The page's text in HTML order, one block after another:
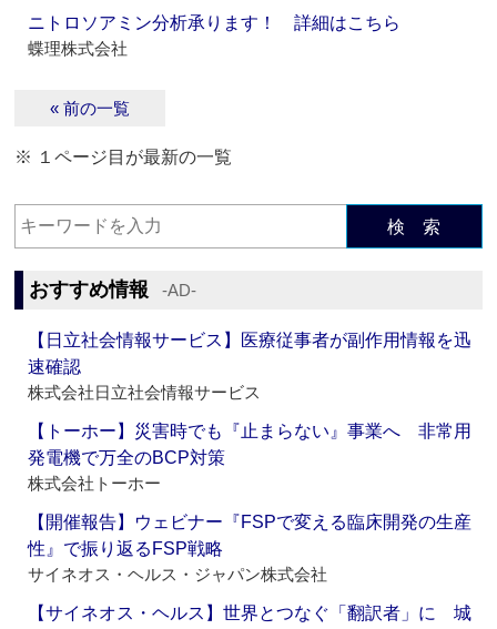
ニトロソアミン分析承ります！ 詳細はこちら
蝶理株式会社
« 前の一覧
※ １ページ目が最新の一覧
検 索
おすすめ情報 ‐AD‐
【日立社会情報サービス】医療従事者が副作用情報を迅
速確認
株式会社日立社会情報サービス
【トーホー】災害時でも『止まらない』事業へ 非常用
発電機で万全のBCP対策
株式会社トーホー
【開催報告】ウェビナー『FSPで変える臨床開発の生産
性』で振り返るFSP戦略
サイネオス・ヘルス・ジャパン株式会社
【サイネオス・ヘルス】世界とつなぐ「翻訳者」に 城